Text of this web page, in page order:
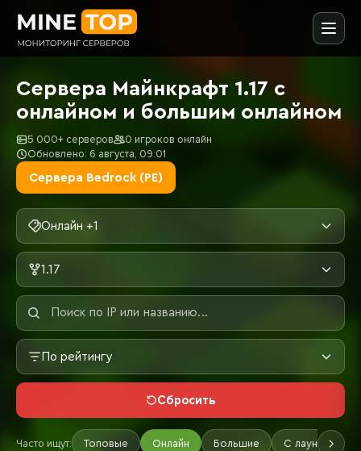
Сервера Майнкрафт 1.17 с
онлайном и большим онлайном
5 000+ серверов
0 игроков онлайн
Обновлено: 6 августа, 09:01
Сервера Bedrock (PE)
Онлайн +1
1.17
По рейтингу
Сбросить
Часто ищут: Топовые Онлайн Большие С лаунчером